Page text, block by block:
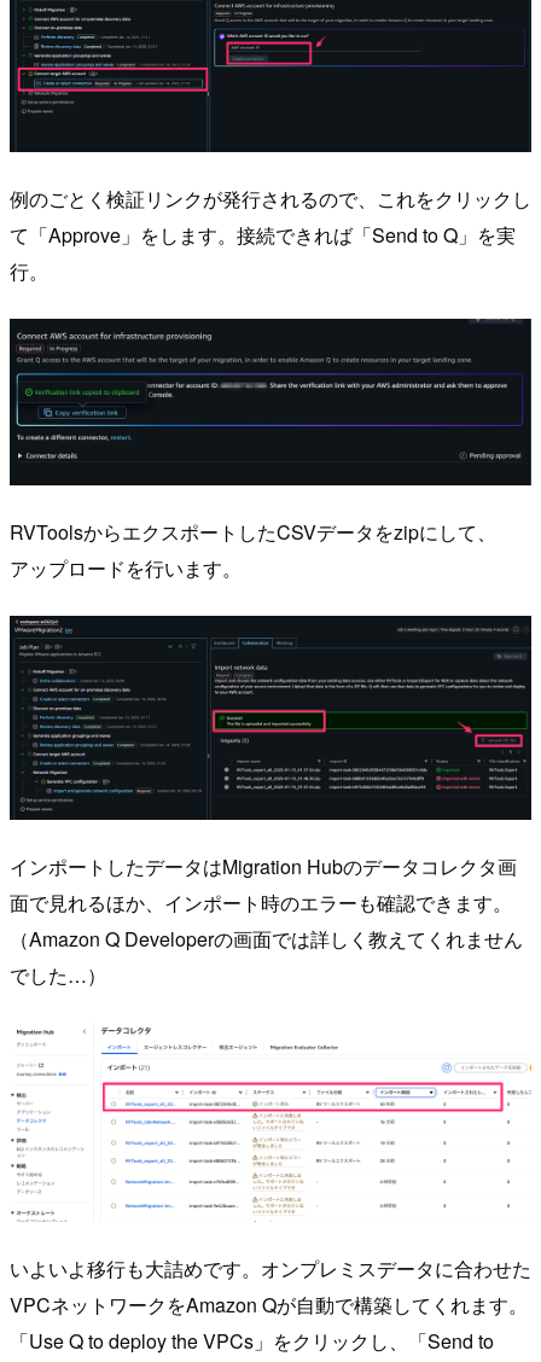
例のごとく検証リンクが発行されるので、これをクリックし
て「Approve」をします。接続できれば「Send to Q」を実
行。
RVToolsからエクスポートしたCSVデータをzipにして、
アップロードを行います。
インポートしたデータはMigration Hubのデータコレクタ画
面で見れるほか、インポート時のエラーも確認できます。
（Amazon Q Developerの画面では詳しく教えてくれません
でした…）
いよいよ移行も大詰めです。オンプレミスデータに合わせた
VPCネットワークをAmazon Qが自動で構築してくれます。
「Use Q to deploy the VPCs」をクリックし、「Send to